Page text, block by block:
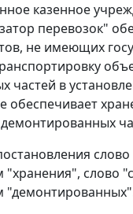
казенное
перевозок"
не имеющих
частей в
обеспечивает
"хранения", слово